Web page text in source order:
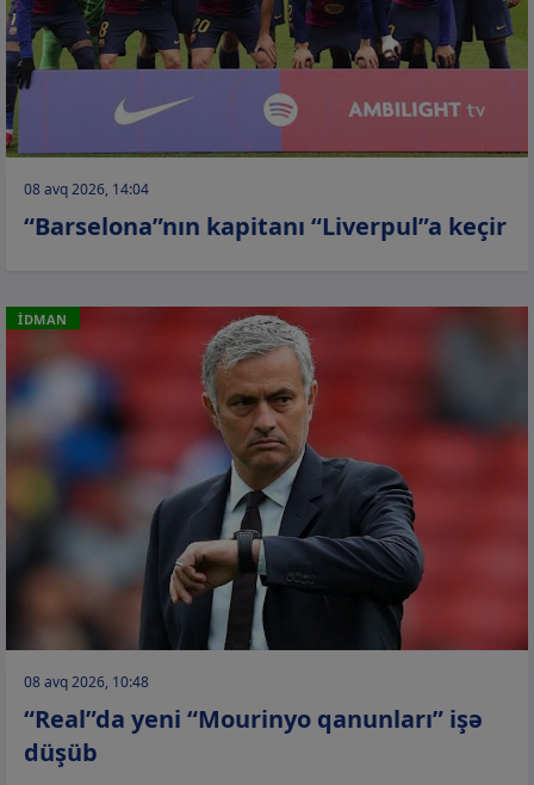
08 avq 2026, 14:04
“Barselona”nın kapitanı “Liverpul”a keçir
İDMAN
08 avq 2026, 10:48
“Real”da yeni “Mourinyo qanunları” işə
düşüb